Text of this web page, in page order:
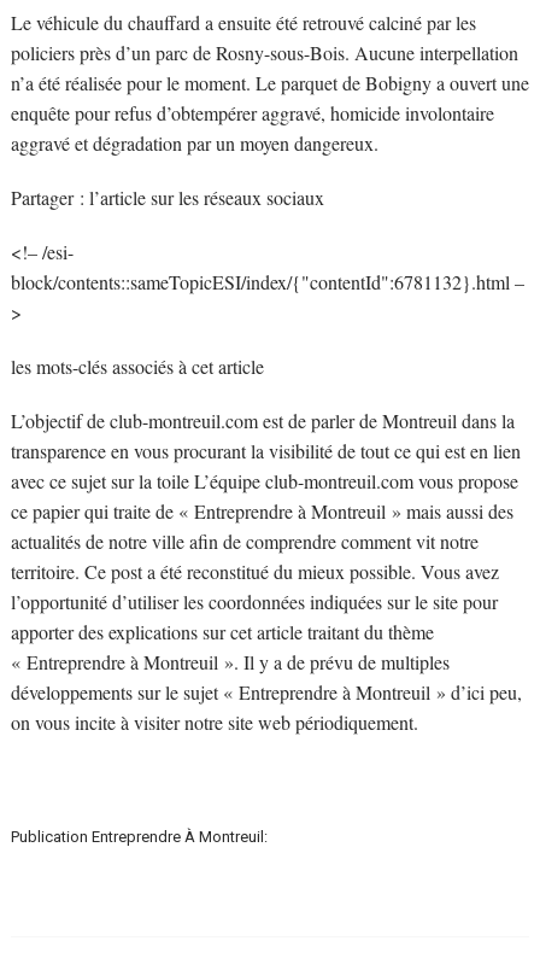
Le véhicule du chauffard a ensuite été retrouvé calciné par les
policiers près d’un parc de Rosny-sous-Bois. Aucune interpellation
n’a été réalisée pour le moment. Le parquet de Bobigny a ouvert une
enquête pour refus d’obtempérer aggravé, homicide involontaire
aggravé et dégradation par un moyen dangereux.
Partager : l’article sur les réseaux sociaux
<!– /esi-
block/contents::sameTopicESI/index/{"contentId":6781132}.html –
>
les mots-clés associés à cet article
L’objectif de club-montreuil.com est de parler de Montreuil dans la
transparence en vous procurant la visibilité de tout ce qui est en lien
avec ce sujet sur la toile L’équipe club-montreuil.com vous propose
ce papier qui traite de « Entreprendre à Montreuil » mais aussi des
actualités de notre ville afin de comprendre comment vit notre
territoire. Ce post a été reconstitué du mieux possible. Vous avez
l’opportunité d’utiliser les coordonnées indiquées sur le site pour
apporter des explications sur cet article traitant du thème
« Entreprendre à Montreuil ». Il y a de prévu de multiples
développements sur le sujet « Entreprendre à Montreuil » d’ici peu,
on vous incite à visiter notre site web périodiquement.
Publication Entreprendre À Montreuil: